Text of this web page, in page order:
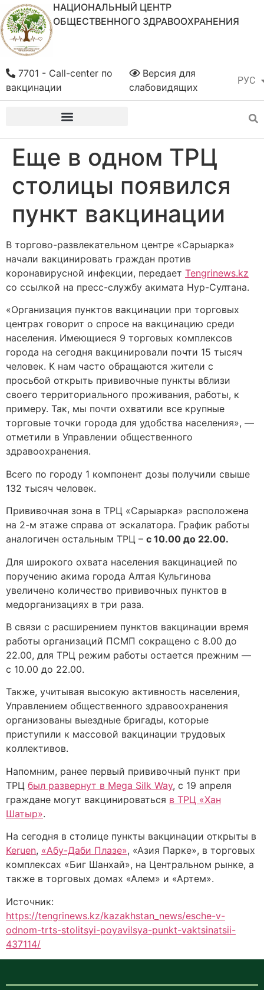
НАЦИОНАЛЬНЫЙ ЦЕНТР
ОБЩЕСТВЕННОГО ЗДРАВООХРАНЕНИЯ
РУС
ҚАЗ
Версия для
слабовидящих
7701 - Call-center по
вакцинации
Еще в одном ТРЦ
столицы появился
пункт вакцинации
В торгово-развлекательном центре «Сарыарка»
начали вакцинировать граждан против
коронавирусной инфекции, передает Tengrinews.kz
со ссылкой на пресс-службу акимата Нур-Султана.
«Организация пунктов вакцинации при торговых
центрах говорит о спросе на вакцинацию среди
населения. Имеющиеся 9 торговых комплексов
города на сегодня вакцинировали почти 15 тысяч
человек. К нам часто обращаются жители с
просьбой открыть прививочные пункты вблизи
своего территориального проживания, работы, к
примеру. Так, мы почти охватили все крупные
торговые точки города для удобства населения», —
отметили в Управлении общественного
здравоохранения.
Всего по городу 1 компонент дозы получили свыше
132 тысяч человек.
Прививочная зона в ТРЦ «Сарыарка» расположена
на 2-м этаже справа от эскалатора. График работы
аналогичен остальным ТРЦ – с 10.00 до 22.00.
Для широкого охвата населения вакцинацией по
поручению акима города Алтая Кульгинова
увеличено количество прививочных пунктов в
медорганизациях в три раза.
В связи с расширением пунктов вакцинации время
работы организаций ПСМП сокращено с 8.00 до
22.00, для ТРЦ режим работы остается прежним —
с 10.00 до 22.00.
Также, учитывая высокую активность населения,
Управлением общественного здравоохранения
организованы выездные бригады, которые
приступили к массовой вакцинации трудовых
коллективов.
Напомним, ранее первый прививочный пункт при
ТРЦ был развернут в Mega Silk Way, с 19 апреля
граждане могут вакцинироваться в ТРЦ «Хан
Шатыр».
На сегодня в столице пункты вакцинации открыты в
Keruen, «Абу-Даби Плазе», «Азия Парке», в торговых
комплексах «Биг Шанхай», на Центральном рынке, а
также в торговых домах «Алем» и «Артем».
Источник:
https://tengrinews.kz/kazakhstan_news/esche-v-
odnom-trts-stolitsyi-poyavilsya-punkt-vaktsinatsii-
437114/